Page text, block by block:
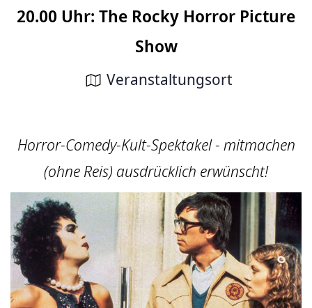
20.00 Uhr: The Rocky Horror Picture
Show
Veranstaltungsort
Horror-Comedy-Kult-Spektakel - mitmachen
(ohne Reis) ausdrücklich erwünscht!